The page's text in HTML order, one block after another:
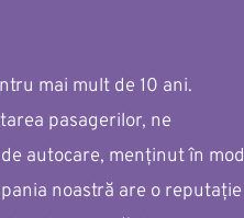
mai mult de 10 ani.
pasagerilor, ne
autocare, menținut în mod
noastră are o reputație